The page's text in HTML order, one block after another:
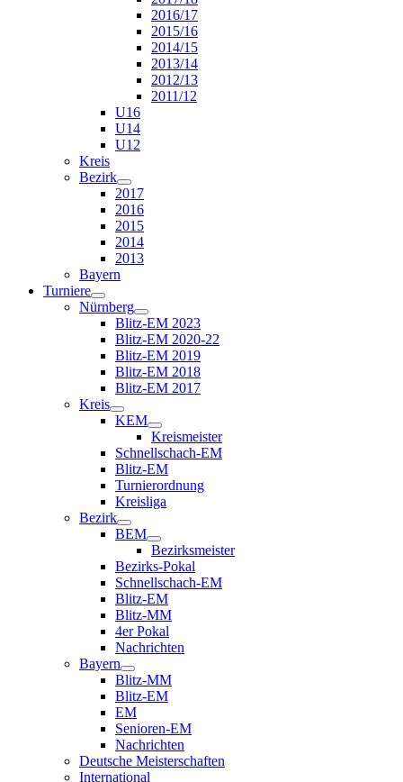
2016/17
2015/16
2014/15
2013/14
2012/13
2011/12
U16
U14
U12
Kreis
Bezirk
2017
2016
2015
2014
2013
Bayern
Turniere
Nürnberg
Blitz-EM 2023
Blitz-EM 2020-22
Blitz-EM 2019
Blitz-EM 2018
Blitz-EM 2017
Kreis
KEM
Kreismeister
Schnellschach-EM
Blitz-EM
Turnierordnung
Kreisliga
Bezirk
BEM
Bezirksmeister
Bezirks-Pokal
Schnellschach-EM
Blitz-EM
Blitz-MM
4er Pokal
Nachrichten
Bayern
Blitz-MM
Blitz-EM
EM
Senioren-EM
Nachrichten
Deutsche Meisterschaften
International